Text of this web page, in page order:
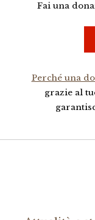
Fai una
Perché una
grazie al